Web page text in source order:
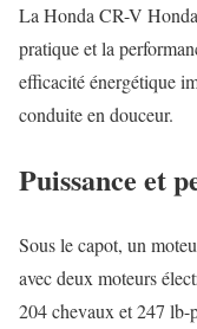
La Honda CR-V
pratique et la
efficacité énergétique
conduite en douceur.
Puissance et
Sous le capot, un
avec deux moteurs
204 chevaux et 247